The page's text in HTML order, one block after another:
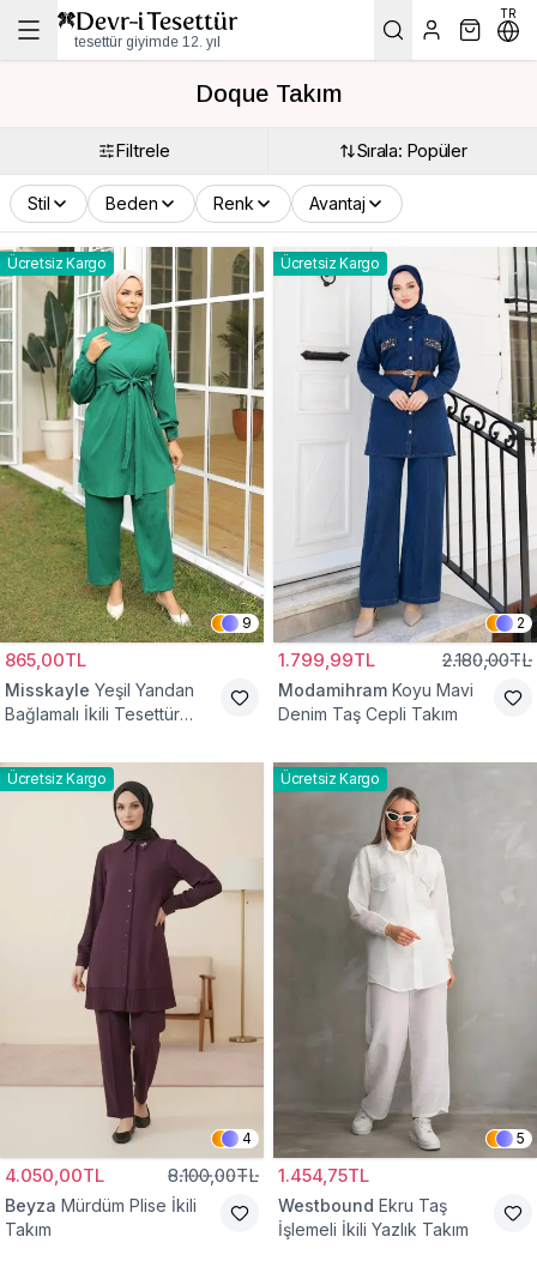
tesettür giyimde 12. yıl
TR
Doque Takım
Filtrele Sırala: Popüler
Stil Beden Renk Avantaj
Ücretsiz Kargo
9
865,00TL
Misskayle Yeşil Yandan
Bağlamalı İkili Tesettür
Ücretsiz Kargo
2
1.799,99TL 2.180,00TL
Modamihram Koyu Mavi
Denim Taş Cepli Takım
Ücretsiz Kargo
4
4.050,00TL 8.100,00TL
Beyza Mürdüm Plise İkili
Takım
Ücretsiz Kargo
5
1.454,75TL
Westbound Ekru Taş
İşlemeli İkili Yazlık Takım